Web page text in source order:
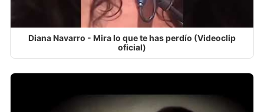
Diana Navarro - Mira lo que te has perdío (Videoclip
oficial)